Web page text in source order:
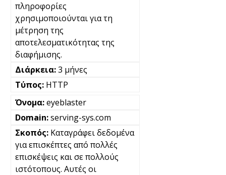
πληροφορίες
χρησιμοποιούνται για τη
μέτρηση της
αποτελεσματικότητας της
διαφήμισης.
3 μήνες
HTTP
eyeblaster
serving-sys.com
Καταγράφει δεδομένα
για επισκέπτες από πολλές
επισκέψεις και σε πολλούς
ιστότοπους. Αυτές οι